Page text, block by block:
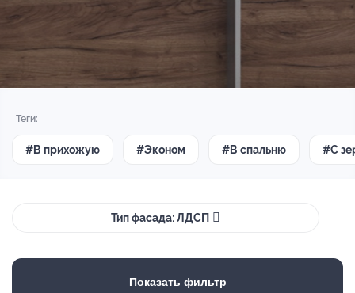
Теги:
#В прихожую #Эконом #В спальню #С
Тип фасада: ЛДСП
Показать фильтр